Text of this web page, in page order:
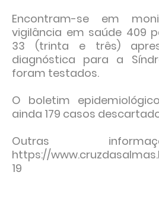
Encontram-se em
vigilância em saúde 409
33 (trinta e três)
diagnóstica para a
foram testados.
O boletim
ainda 179 casos
Outras
https://
19